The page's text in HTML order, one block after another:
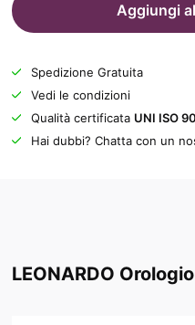
Aggiungi
Spedizione Gratuita
Vedi le condizioni
Qualità certificata UNI ISO
Hai dubbi? Chatta con un
LEONARDO